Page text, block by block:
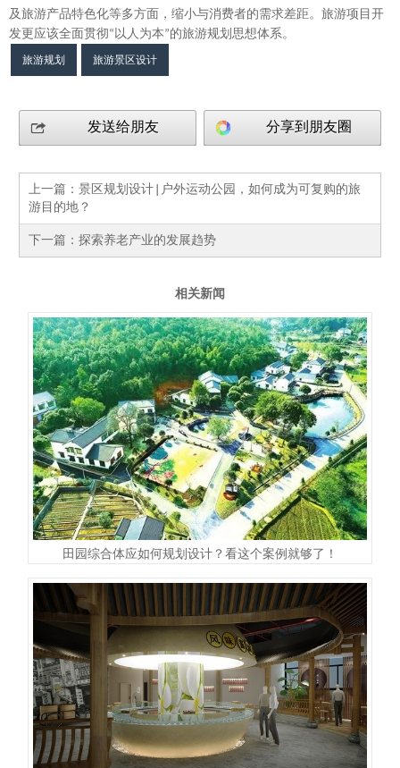
及旅游产品特色化等多方面， 缩小与消费者的需求差距。旅游项目 开
发更应该全面贯彻“以人为本”的旅游规划思想体系。
旅游规划 旅游景区设计
发送给朋友 分享到朋友圈
上一篇： 景区规划设计|户外运动公园，如何成为可复购的旅
游目的地？
下一篇： 探索养老产业的发展趋势
相关新闻
田园综合体应如何规划设计？看这个案例就够了！